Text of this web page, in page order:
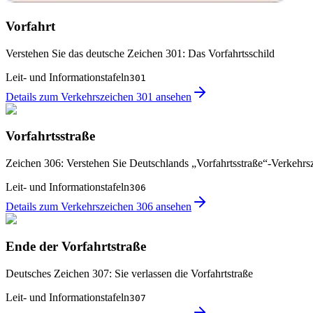
Vorfahrt
Verstehen Sie das deutsche Zeichen 301: Das Vorfahrtsschild
Leit- und Informationstafeln301
Details zum Verkehrszeichen 301 ansehen
Vorfahrtsstraße
Zeichen 306: Verstehen Sie Deutschlands „Vorfahrtsstraße“-
Leit- und Informationstafeln306
Details zum Verkehrszeichen 306 ansehen
Ende der Vorfahrtstraße
Deutsches Zeichen 307: Sie verlassen die Vorfahrtstraße
Leit- und Informationstafeln307